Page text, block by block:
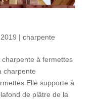
| charpente
à fermettes
charpente
Elle supporte à
de plâtre de la